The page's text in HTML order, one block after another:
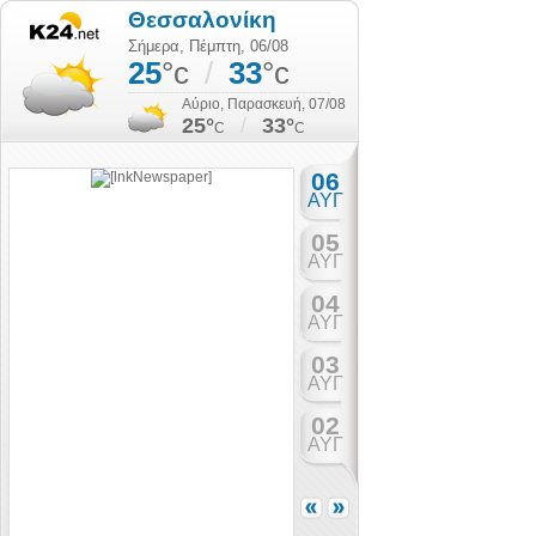
Θεσσαλονίκη
Σήμερα, Πέμπτη, 06/08
25°c / 33°c
Αύριο, Παρασκευή, 07/08
25°C / 33°C
06
ΑΥΓ
05
ΑΥΓ
04
ΑΥΓ
03
ΑΥΓ
02
ΑΥΓ